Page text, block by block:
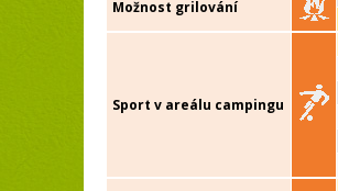
Možnost grilování
Sport v areálu campingu